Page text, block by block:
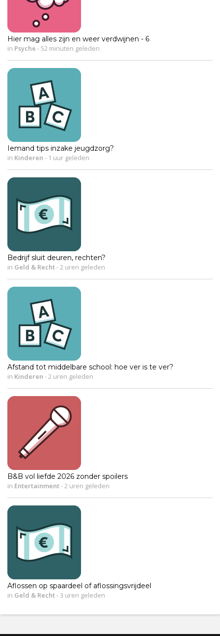
Hier mag alles zijn en weer verdwijnen - 6
in Psyche -52 minuten geleden
Iemand tips inzake jeugdzorg?
in Kinderen - 1 uur geleden
Bedrijf sluit deuren, rechten?
in Geld & Recht-2 uren geleden
Afstand tot middelbare school: hoe ver is te ver?
in Kinderen -2 uren geleden
B&B vol liefde 2026 zonder spoilers
in Entertainment-2 uren geleden
Aflossen op spaardeel of aflossingsvrijdeel
in Geld & Recht-3 uren geleden